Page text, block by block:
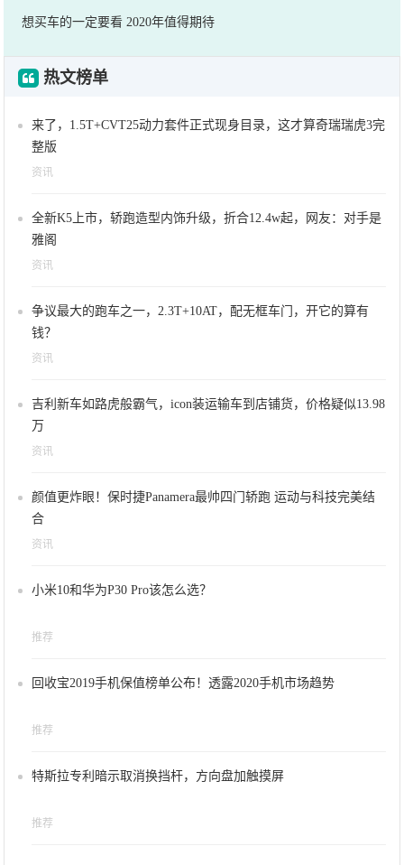
想买车的一定要看 2020年值得期待
热文榜单
来了，1.5T+CVT25动力套件正式现身目录，这才算奇瑞瑞虎3完
整版
资讯
全新K5上市，轿跑造型内饰升级，折合12.4w起，网友：对手是
雅阁
资讯
争议最大的跑车之一，2.3T+10AT，配无框车门，开它的算有
钱？
资讯
吉利新车如路虎般霸气，icon装运输车到店铺货，价格疑似13.98
万
资讯
颜值更炸眼！保时捷Panamera最帅四门轿跑 运动与科技完美结
合
资讯
小米10和华为P30 Pro该怎么选？
推荐
回收宝2019手机保值榜单公布！透露2020手机市场趋势
推荐
特斯拉专利暗示取消换挡杆，方向盘加触摸屏
推荐